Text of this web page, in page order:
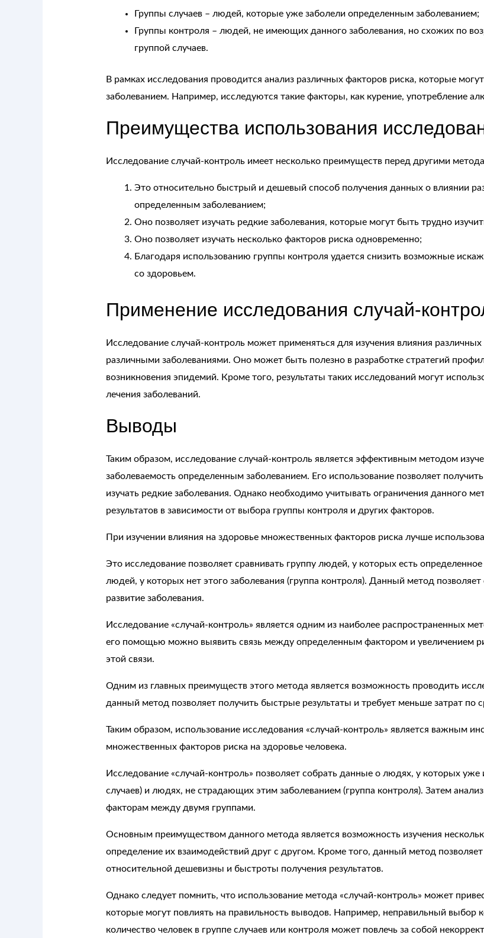
Группы случаев – людей, которые уже заболели определенным заболеванием;
Группы контроля – людей, не имеющих данного заболевания, но схожих по
группой случаев.
В рамках исследования проводится анализ различных факторов риска, которые
заболеванием. Например, исследуются такие факторы, как курение, употребление
Преимущества использования
Исследование случай-контроль имеет несколько преимуществ перед другими
Это относительно быстрый и дешевый способ получения данных о влиянии
определенным заболеванием;
Оно позволяет изучать редкие заболевания, которые могут быть трудно
Оно позволяет изучать несколько факторов риска одновременно;
Благодаря использованию группы контроля удается снизить возможные
со здоровьем.
Применение исследования случай-
Исследование случай-контроль может применяться для изучения влияния
различными заболеваниями. Оно может быть полезно в разработке стратегий
возникновения эпидемий. Кроме того, результаты таких исследований могут
лечения заболеваний.
Выводы
Таким образом, исследование случай-контроль является эффективным методом
заболеваемость определенным заболеванием. Его использование позволяет
изучать редкие заболевания. Однако необходимо учитывать ограничения данного
результатов в зависимости от выбора группы контроля и других факторов.
При изучении влияния на здоровье множественных факторов риска лучше
Это исследование позволяет сравнивать группу людей, у которых есть определенное
людей, у которых нет этого заболевания (группа контроля). Данный метод
развитие заболевания.
Исследование «случай-контроль» является одним из наиболее распространенных
его помощью можно выявить связь между определенным фактором и увеличением
этой связи.
Одним из главных преимуществ этого метода является возможность проводить
данный метод позволяет получить быстрые результаты и требует меньше затрат по
Таким образом, использование исследования «случай-контроль» является важным
множественных факторов риска на здоровье человека.
Исследование «случай-контроль» позволяет собрать данные о людях, у которых
случаев) и людях, не страдающих этим заболеванием (группа контроля). Затем
факторам между двумя группами.
Основным преимуществом данного метода является возможность изучения
определение их взаимодействий друг с другом. Кроме того, данный метод
относительной дешевизны и быстроты получения результатов.
Однако следует помнить, что использование метода «случай-контроль» может
которые могут повлиять на правильность выводов. Например, неправильный выбор
количество человек в группе случаев или контроля может повлечь за собой